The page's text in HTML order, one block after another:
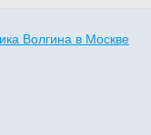
Волгина в Москве